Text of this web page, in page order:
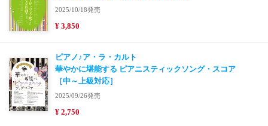
2025/10/18発売
¥ 3,850
ピアノ♪ア・ラ・カルト
華やかに堪能する ピアニスティックソング・スコア
［中～上級対応］
2025/09/26発売
¥ 2,750